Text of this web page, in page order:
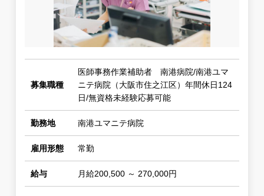
募集職種
医師事務作業補助者 南港病院/南港ユマ
ニテ病院（大阪市住之江区）年間休日124
日/無資格未経験応募可能
勤務地 南港ユマニテ病院
雇用形態 常勤
給与 月給200,500 ～ 270,000円